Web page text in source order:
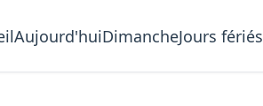
Aujourd'huiDimancheJours fériés